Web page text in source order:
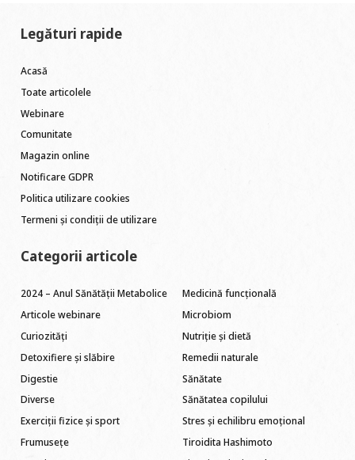
Legături rapide
Acasă
Toate articolele
Webinare
Comunitate
Magazin online
Notificare GDPR
Politica utilizare cookies
Termeni și condiții de utilizare
Categorii articole
2024 – Anul Sănătății Metabolice
Articole webinare
Curiozități
Detoxifiere și slăbire
Digestie
Diverse
Exerciții fizice și sport
Frumusețe
Medicină funcțională
Microbiom
Nutriție și dietă
Remedii naturale
Sănătate
Sănătatea copilului
Stres și echilibru emoțional
Tiroidita Hashimoto